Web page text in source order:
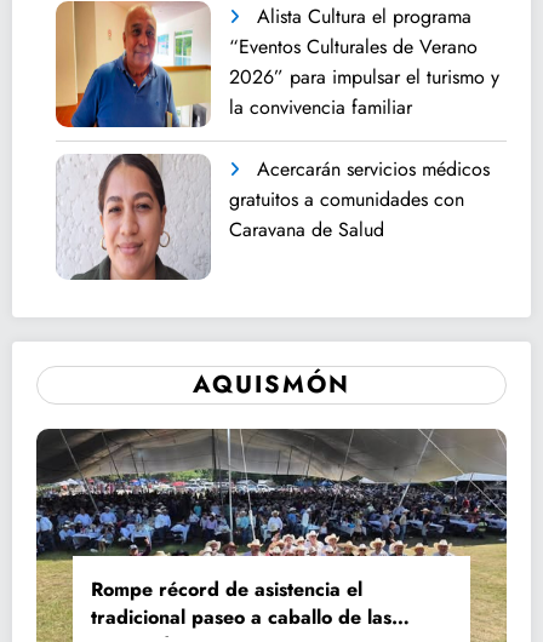
Alista Cultura el programa
“Eventos Culturales de Verano
2026” para impulsar el turismo y
la convivencia familiar
Acercarán servicios médicos
gratuitos a comunidades con
Caravana de Salud
AQUISMÓN
Rompe récord de asistencia el
tradicional paseo a caballo de las